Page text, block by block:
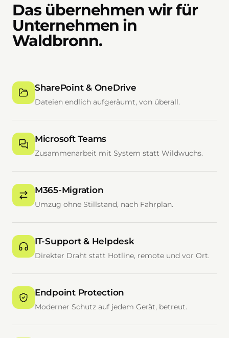
Das übernehmen wir für
Unternehmen in
Waldbronn.
SharePoint & OneDrive
Dateien endlich aufgeräumt, von überall.
Microsoft Teams
Zusammenarbeit mit System statt Wildwuchs.
M365-Migration
Umzug ohne Stillstand, nach Fahrplan.
IT-Support & Helpdesk
Direkter Draht statt Hotline, remote und vor Ort.
Endpoint Protection
Moderner Schutz auf jedem Gerät, betreut.